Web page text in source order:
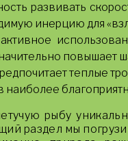
развивать
инерцию для
повышает
теплые
наиболее
рыбу
раздел мы